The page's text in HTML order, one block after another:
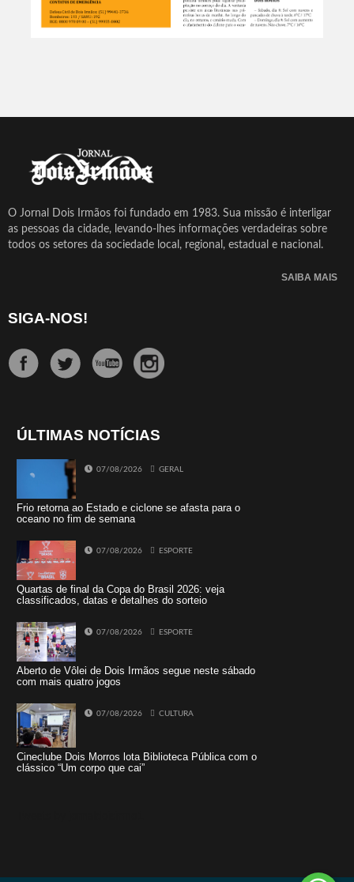
O Jornal Dois Irmãos foi fundado em 1983. Sua missão é interligar
as pessoas da cidade, levando-lhes informações verdadeiras sobre
todos os setores da sociedade local, regional, estadual e nacional.
SAIBA MAIS
SIGA-NOS!
ÚLTIMAS NOTÍCIAS
07/08/2026 GERAL
Frio retorna ao Estado e ciclone se afasta para o
oceano no fim de semana
07/08/2026 ESPORTE
Quartas de final da Copa do Brasil 2026: veja
classificados, datas e detalhes do sorteio
07/08/2026 ESPORTE
Aberto de Vôlei de Dois Irmãos segue neste sábado
com mais quatro jogos
07/08/2026 CULTURA
Cineclube Dois Morros lota Biblioteca Pública com o
clássico “Um corpo que cai”